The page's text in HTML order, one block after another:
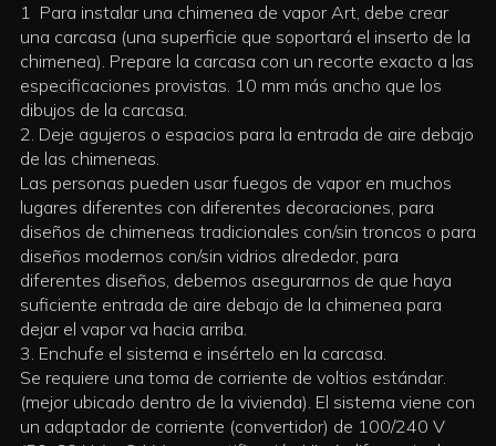
1 Para instalar una chimenea de vapor Art, debe crear
una carcasa (una superficie que soportará el inserto de la
chimenea). Prepare la carcasa con un recorte exacto a las
especificaciones provistas. 10 mm más ancho que los
dibujos de la carcasa.
2. Deje agujeros o espacios para la entrada de aire debajo
de las chimeneas.
Las personas pueden usar fuegos de vapor en muchos
lugares diferentes con diferentes decoraciones, para
diseños de chimeneas tradicionales con/sin troncos o para
diseños modernos con/sin vidrios alrededor, para
diferentes diseños, debemos asegurarnos de que haya
suficiente entrada de aire debajo de la chimenea para
dejar el vapor va hacia arriba.
3. Enchufe el sistema e insértelo en la carcasa.
Se requiere una toma de corriente de voltios estándar.
(mejor ubicado dentro de la vivienda). El sistema viene con
un adaptador de corriente (convertidor) de 100/240 V